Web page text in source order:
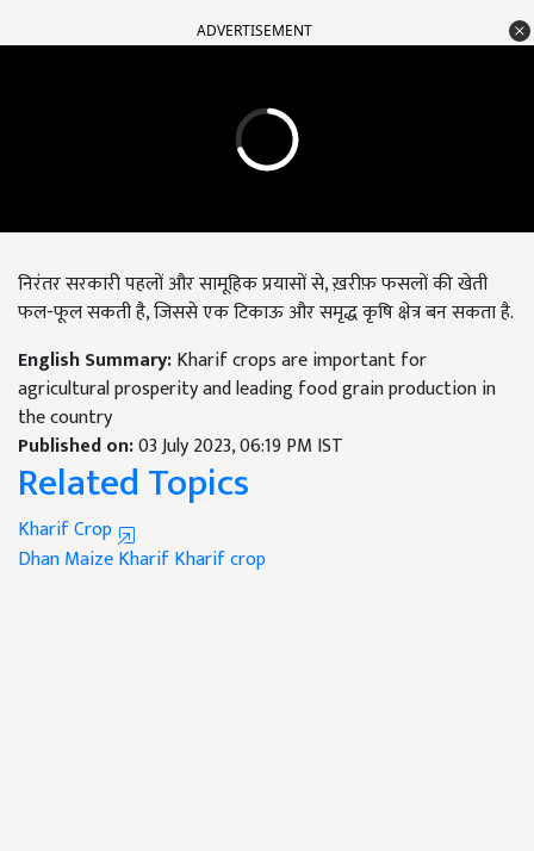
ADVERTISEMENT
निरंतर सरकारी पहलों और सामूहिक प्रयासों से, ख़रीफ़ फसलों की खेती
फल-फूल सकती है, जिससे एक टिकाऊ और समृद्ध कृषि क्षेत्र बन सकता है.
English Summary:Kharif crops are important for
agricultural prosperity and leading food grain production in
the country
Published on:03 July 2023, 06:19 PM IST
Related Topics
Kharif Crop
DhanMaizeKharifKharif crop